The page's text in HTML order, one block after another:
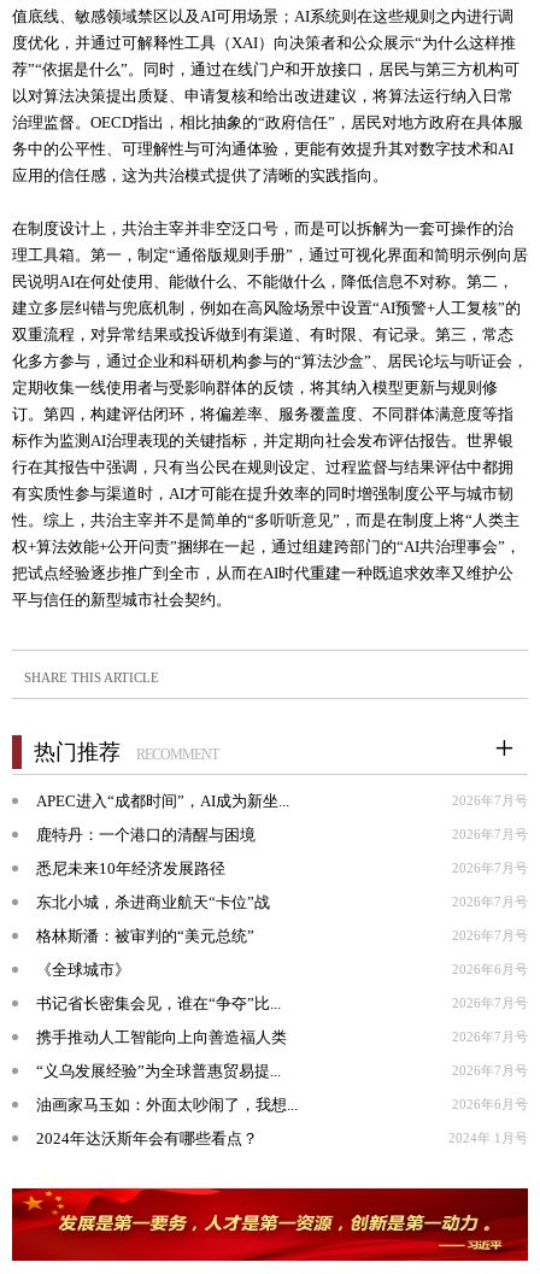
值底线、敏感领域禁区以及AI可用场景；AI系统则在这些规则之内进行调
度优化，并通过可解释性工具（XAI）向决策者和公众展示“为什么这样推
荐”“依据是什么”。同时，通过在线门户和开放接口，居民与第三方机构可
以对算法决策提出质疑、申请复核和给出改进建议，将算法运行纳入日常
治理监督。OECD指出，相比抽象的“政府信任”，居民对地方政府在具体服
务中的公平性、可理解性与可沟通体验，更能有效提升其对数字技术和AI
应用的信任感，这为共治模式提供了清晰的实践指向。
在制度设计上，共治主宰并非空泛口号，而是可以拆解为一套可操作的治
理工具箱。第一，制定“通俗版规则手册”，通过可视化界面和简明示例向居
民说明AI在何处使用、能做什么、不能做什么，降低信息不对称。第二，
建立多层纠错与兜底机制，例如在高风险场景中设置“AI预警+人工复核”的
双重流程，对异常结果或投诉做到有渠道、有时限、有记录。第三，常态
化多方参与，通过企业和科研机构参与的“算法沙盒”、居民论坛与听证会，
定期收集一线使用者与受影响群体的反馈，将其纳入模型更新与规则修
订。第四，构建评估闭环，将偏差率、服务覆盖度、不同群体满意度等指
标作为监测AI治理表现的关键指标，并定期向社会发布评估报告。世界银
行在其报告中强调，只有当公民在规则设定、过程监督与结果评估中都拥
有实质性参与渠道时，AI才可能在提升效率的同时增强制度公平与城市韧
性。综上，共治主宰并不是简单的“多听听意见”，而是在制度上将“人类主
权+算法效能+公开问责”捆绑在一起，通过组建跨部门的“AI共治理事会”，
把试点经验逐步推广到全市，从而在AI时代重建一种既追求效率又维护公
平与信任的新型城市社会契约。
SHARE THIS ARTICLE
热门推荐 RECOMMENT
APEC进入“成都时间”，AI成为新坐... 2026年7月号
鹿特丹：一个港口的清醒与困境 2026年7月号
悉尼未来10年经济发展路径 2026年7月号
东北小城，杀进商业航天“卡位”战 2026年7月号
格林斯潘：被审判的“美元总统” 2026年7月号
《全球城市》 2026年6月号
书记省长密集会见，谁在“争夺”比... 2026年7月号
携手推动人工智能向上向善造福人类 2026年7月号
“义乌发展经验”为全球普惠贸易提... 2026年7月号
油画家马玉如：外面太吵闹了，我想... 2026年6月号
2024年达沃斯年会有哪些看点？ 2024年 1月号